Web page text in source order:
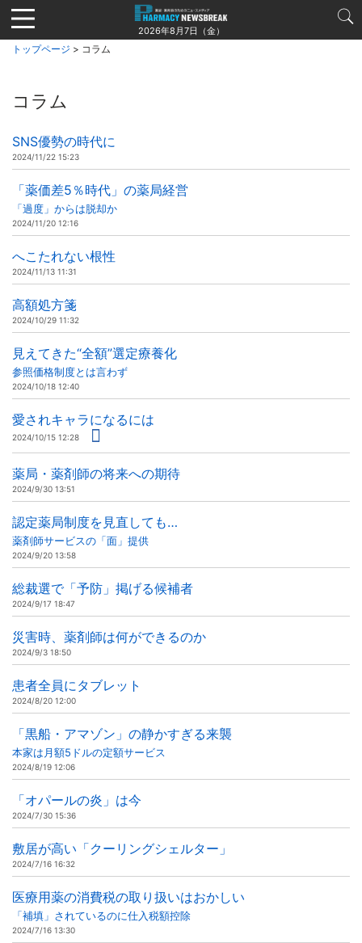
Jump
to
navigation
2026年8月7日（金）
トップページ > コラム
コラム
SNS優勢の時代に
2024/11/22 15:23
「薬価差5％時代」の薬局経営
「過度」からは脱却か
2024/11/20 12:16
へこたれない根性
2024/11/13 11:31
高額処方箋
2024/10/29 11:32
見えてきた“全額”選定療養化
参照価格制度とは言わず
2024/10/18 12:40
愛されキャラになるには
2024/10/15 12:28
薬局・薬剤師の将来への期待
2024/9/30 13:51
認定薬局制度を見直しても…
薬剤師サービスの「面」提供
2024/9/20 13:58
総裁選で「予防」掲げる候補者
2024/9/17 18:47
災害時、薬剤師は何ができるのか
2024/9/3 18:50
患者全員にタブレット
2024/8/20 12:00
「黒船・アマゾン」の静かすぎる来襲
本家は月額5ドルの定額サービス
2024/8/19 12:06
「オパールの炎」は今
2024/7/30 15:36
敷居が高い「クーリングシェルター」
2024/7/16 16:32
医療用薬の消費税の取り扱いはおかしい
「補填」されているのに仕入税額控除
2024/7/16 13:30